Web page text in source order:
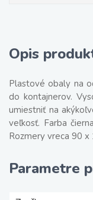
Opis
Plastové obaly na
do kontajnerov.
umiestniť na
veľkosť. Farba
Rozmery vreca 90 x
Parametre